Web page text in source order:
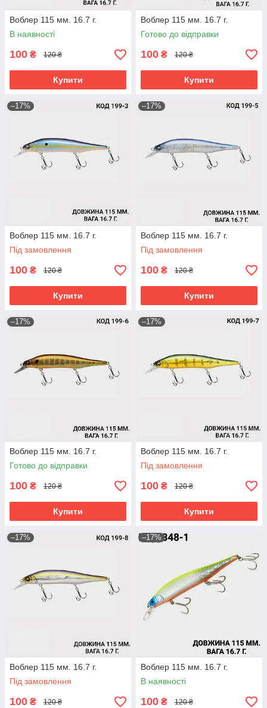
Воблер 115 мм. 16.7 г.
В наявності
100 ₴ 120 ₴
Купити
Воблер 115 мм. 16.7 г.
Готово до відправки
100 ₴ 120 ₴
Купити
–17%
Воблер 115 мм. 16.7 г.
Під замовлення
100 ₴ 120 ₴
Купити
–17%
Воблер 115 мм. 16.7 г.
Під замовлення
100 ₴ 120 ₴
Купити
–17%
Воблер 115 мм. 16.7 г.
Готово до відправки
100 ₴ 120 ₴
Купити
–17%
Воблер 115 мм. 16.7 г.
Під замовлення
100 ₴ 120 ₴
Купити
–17%
Воблер 115 мм. 16.7 г.
Під замовлення
100 ₴ 120 ₴
–17%
Воблер 115 мм. 16.7 г.
В наявності
100 ₴ 120 ₴